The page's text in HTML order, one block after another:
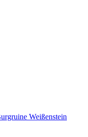
Weißenstein